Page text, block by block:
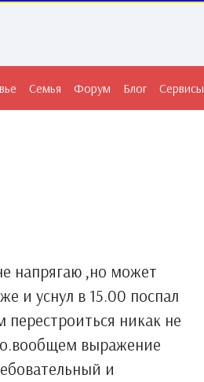
Семья Форум Блог Сервисы
напрягаю ,но может
и уснул в 15.00 поспал
никак не
выражение
и